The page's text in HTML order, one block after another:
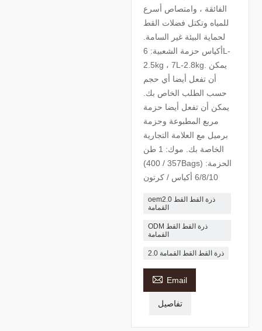
الفائقة ، وامتصاص أسرع
للمياه وتكتل فضلات القط
لحماية البيئة غير السامة.
أكياس حزمة الشعبية: 6L-
2.5kg ، 7L-2.8kg. يمكن
أن تفعل أيضا أي حجم
حسب الطلب الخاص بك.
يمكن أن تفعل أيضا حزمة
مربع المطبوعة وحزمة
برميل مع العلامة التجارية
الخاصة بك. موك: 1 طن
(357 / 400Bags) الحزمة:
6/8/10 أكياس / كرتون
oem2.0 ذرة القط القط
القمامة
ODM ذرة القط القط
القمامة
2.0 ذرة القط القط القمامة
 Email
تفاصيل